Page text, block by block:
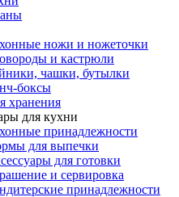
ножи и ножеточки
и кастрюли
чашки, бутылки
боксы
хранения
для кухни
принадлежности
для выпечки
для готовки
и сервировка
принадлежности